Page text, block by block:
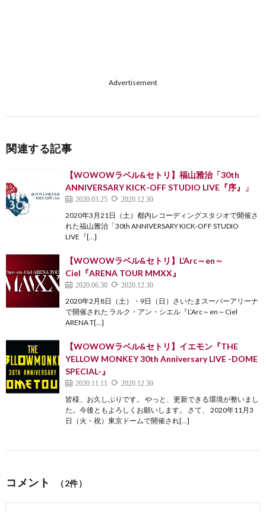
Advertisement
関連する記事
【WOWOWラベル&セトリ】福山雅治「30th
ANNIVERSARY KICK-OFF STUDIO LIVE『序』」
2020.03.25 2020.12.30
2020年3月21日（土）都内レコーディングスタジオで開催さ
れた福山雅治「30th ANNIVERSARY KICK-OFF STUDIO
LIVE『[…]
【WOWOWラベル&セトリ】L’Arc～en～
Ciel『ARENA TOUR MMXX』
2020.06.30 2020.12.30
2020年2月8日（土）・9日（日）さいたまスーパーアリーナ
で開催された ラルク・アン・シエル『L’Arc～en～Ciel
ARENA T[…]
【WOWOWラベル&セトリ】イエモン『THE
YELLOW MONKEY 30th Anniversary LIVE -DOME
SPECIAL-』
2020.11.11 2020.12.30
皆様、お久しぶりです。 やっと、更新できる環境が整いまし
た。今後ともよろしくお願いします。 さて、 2020年11月3
日（火・祝）東京ドームで開催され[…]
コメント （2件）